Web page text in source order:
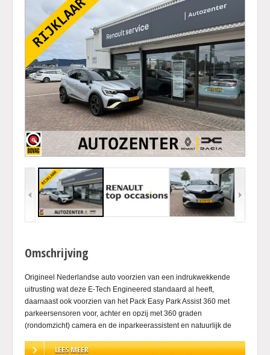
Omschrijving
Origineel Nederlandse auto voorzien van een indrukwekkende
uitrusting wat deze E-Tech Engineered standaard al heeft,
daarnaast ook voorzien van het Pack Easy Park Assist 360 met
parkeersensoren voor, achter en opzij met 360 graden
(rondomzicht) camera en de inparkeerassistent en natuurlijk de
hybrid die zelf bepaald wanneer u elektrisch gaat rijden en
LEES MEER